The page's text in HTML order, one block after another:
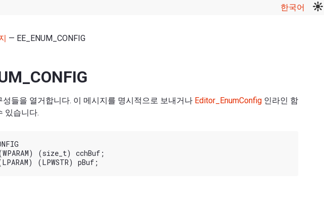
한국어
— EE_ENUM_CONFIG
성들을 열거합니다. 이 메시지를 명시적으로 보내거나 Editor_EnumConfig 인라인 함
있습니다.
(size_t) cchBuf;